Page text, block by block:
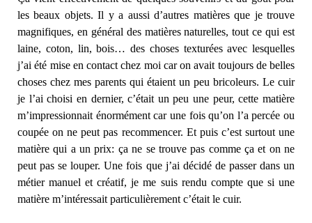
les beaux objets. Il y a aussi d’autres matières que je trouve
magnifiques, en général des matières naturelles, tout ce qui est
laine, coton, lin, bois… des choses texturées avec lesquelles
j’ai été mise en contact chez moi car on avait toujours de belles
choses chez mes parents qui étaient un peu bricoleurs. Le cuir
je l’ai choisi en dernier, c’était un peu une peur, cette matière
m’impressionnait énormément car une fois qu’on l’a percée ou
coupée on ne peut pas recommencer. Et puis c’est surtout une
matière qui a un prix: ça ne se trouve pas comme ça et on ne
peut pas se louper. Une fois que j’ai décidé de passer dans un
métier manuel et créatif, je me suis rendu compte que si une
matière m’intéressait particulièrement c’était le cuir.